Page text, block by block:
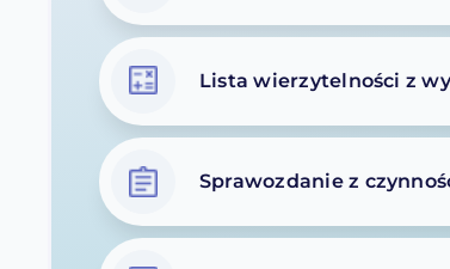
Lista wierzytelności z
Sprawozdanie z